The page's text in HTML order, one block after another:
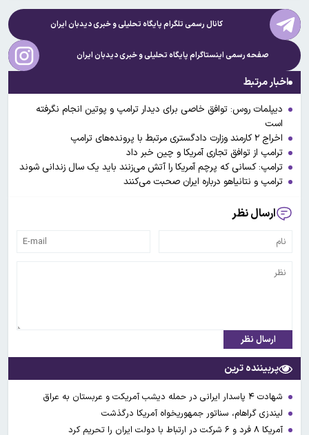
کانال رسمی تلگرام پایگاه تحلیلی و خبریدیدبان ایران
صفحه رسمی اینستاگرام پایگاه تحلیلی و خبریدیدبان ایران
اخبار مرتبط
دیپلمات روس: توافق خاصی برای دیدار ترامپ و پوتین انجام نگرفته
است
اخراج ۲ کارمند وزارت دادگستری مرتبط با پرونده‌های ترامپ
ترامپ از توافق تجاری آمریکا و چین خبر داد
ترامپ: کسانی که پرچم آمریکا را آتش می‌زنند باید یک سال زندانی شوند
ترامپ و نتانیاهو درباره ایران صحبت می‌کنند
ارسال نظر
ارسال نظر
پربیننده ترین
شهادت ۴ پاسدار ایرانی در حمله دیشب آمریکت و عربستان به عراق
لیندزی گراهام، سناتور جمهوریخواه آمریکا درگذشت
آمریکا ۸ فرد و ۶ شرکت در ارتباط با دولت ایران را تحریم کرد